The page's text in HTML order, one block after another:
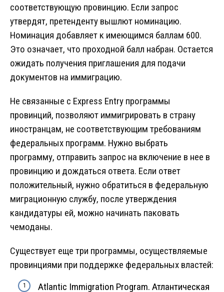
соответствующую провинцию. Если запрос
утвердят, претенденту вышлют номинацию.
Номинация добавляет к имеющимся баллам 600.
Это означает, что проходной балл набран. Остается
ожидать получения приглашения для подачи
документов на иммиграцию.
Не связанные с Express Entry программы
провинций, позволяют иммигрировать в страну
иностранцам, не соответствующим требованиям
федеральных программ. Нужно выбрать
программу, отправить запрос на включение в нее в
провинцию и дождаться ответа. Если ответ
положительный, нужно обратиться в федеральную
миграционную службу, после утверждения
кандидатуры ей, можно начинать паковать
чемоданы.
Существует еще три программы, осуществляемые
провинциями при поддержке федеральных властей:
Atlantic Immigration Program. Атлантическая